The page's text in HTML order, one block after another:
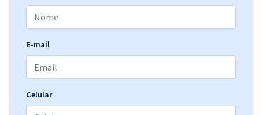
E-mail
Celular